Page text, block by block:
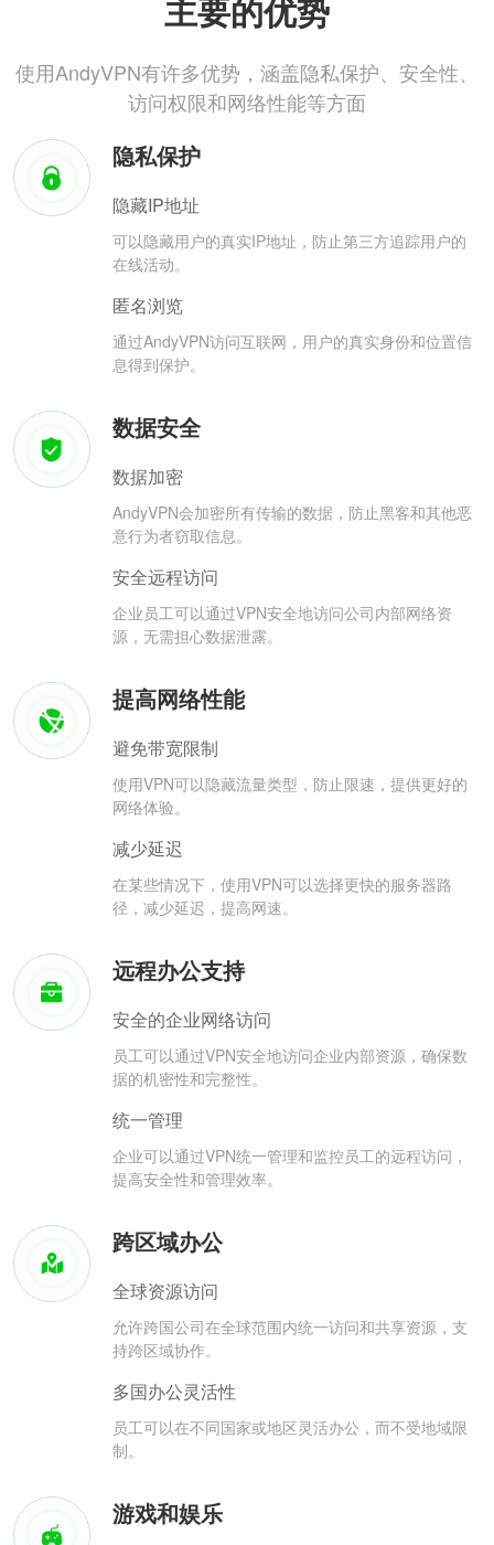
主要的优势
使用AndyVPN有许多优势，涵盖隐私保护、安全性、
访问权限和网络性能等方面
隐私保护
隐藏IP地址
可以隐藏用户的真实IP地址，防止第三方追踪用户的
在线活动。
匿名浏览
通过AndyVPN访问互联网，用户的真实身份和位置信
息得到保护。
数据安全
数据加密
AndyVPN会加密所有传输的数据，防止黑客和其他恶
意行为者窃取信息。
安全远程访问
企业员工可以通过VPN安全地访问公司内部网络资
源，无需担心数据泄露。
提高网络性能
避免带宽限制
使用VPN可以隐藏流量类型，防止限速，提供更好的
网络体验。
减少延迟
在某些情况下，使用VPN可以选择更快的服务器路
径，减少延迟，提高网速。
远程办公支持
安全的企业网络访问
员工可以通过VPN安全地访问企业内部资源，确保数
据的机密性和完整性。
统一管理
企业可以通过VPN统一管理和监控员工的远程访问，
提高安全性和管理效率。
跨区域办公
全球资源访问
允许跨国公司在全球范围内统一访问和共享资源，支
持跨区域协作。
多国办公灵活性
员工可以在不同国家或地区灵活办公，而不受地域限
制。
游戏和娱乐